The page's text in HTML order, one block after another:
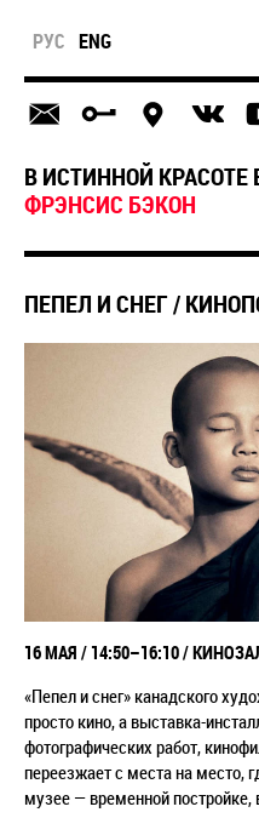
РУС ENG
В ИСТИННОЙ КРАСОТЕ
ФРЭНСИС БЭКОН
ПЕПЕЛ И СНЕГ /
16 МАЯ / 14:50–16:10/
«Пепел и снег» канадского
просто кино, а выставка-
фотографических работ,
переезжает с места на место,
музее — временной